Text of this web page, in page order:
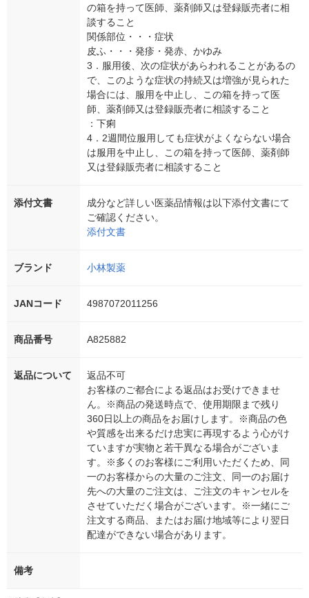
の箱を持って医師、薬剤師又は登録販売者に相
談すること
関係部位・・・症状
皮ふ・・・発疹・発赤、かゆみ
3．服用後、次の症状があらわれることがあるの
で、このような症状の持続又は増強が見られた
場合には、服用を中止し、この箱を持って医
師、薬剤師又は登録販売者に相談すること
：下痢
4．2週間位服用しても症状がよくならない場合
は服用を中止し、この箱を持って医師、薬剤師
又は登録販売者に相談すること
添付文書
成分など詳しい医薬品情報は以下添付文書にて
ご確認ください。
添付文書
ブランド 小林製薬
JANコード 4987072011256
商品番号 A825882
返品について
返品不可
お客様のご都合による返品はお受けできませ
ん。※商品の発送時点で、使用期限まで残り
360日以上の商品をお届けします。※商品の色
や質感を出来るだけ忠実に再現するよう心がけ
ていますが実物と若干異なる場合がございま
す。※多くのお客様にご利用いただくため、同
一のお客様からの大量のご注文、同一のお届け
先への大量のご注文は、ご注文のキャンセルを
させていただく場合がございます。※一緒にご
注文する商品、またはお届け地域等により翌日
配達ができない場合があります。
備考